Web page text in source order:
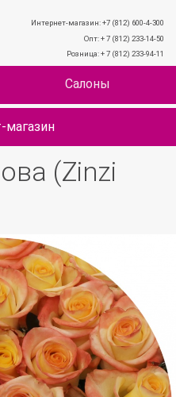
Интернет-магазин: +7 (812) 600-4-300
Опт: + 7 (812) 233-14-50
Розница: + 7 (812) 233-94-11
Салоны
магазин
(Zinzi